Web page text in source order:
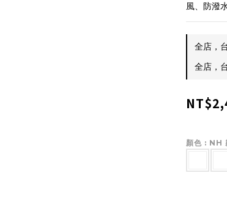
風、防潑
全店，
全店，
顏色 : NH